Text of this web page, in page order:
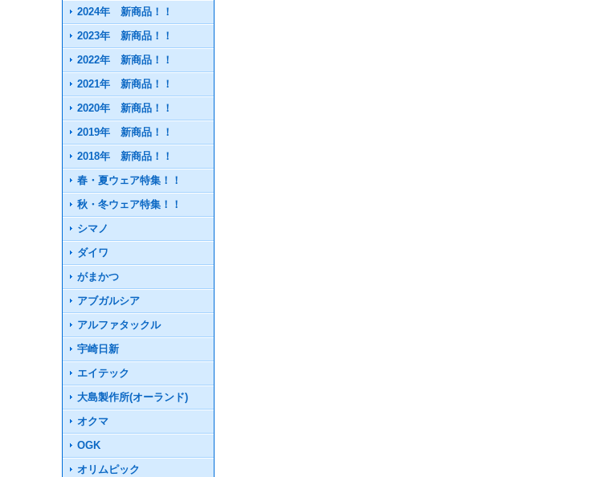
2024年 新商品！！
2023年 新商品！！
2022年 新商品！！
2021年 新商品！！
2020年 新商品！！
2019年 新商品！！
2018年 新商品！！
春・夏ウェア特集！！
秋・冬ウェア特集！！
シマノ
ダイワ
がまかつ
アブガルシア
アルファタックル
宇崎日新
エイテック
大島製作所(オーランド)
オクマ
OGK
オリムピック